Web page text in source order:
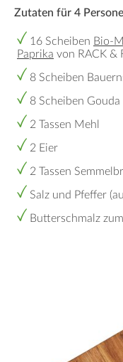
Zutaten für 4
16 Scheiben Bio-
Paprika von RACK &
8 Scheiben
8 Scheiben Gouda
2 Tassen Mehl
2 Eier
2 Tassen
Salz und Pfeffer
Butterschmalz